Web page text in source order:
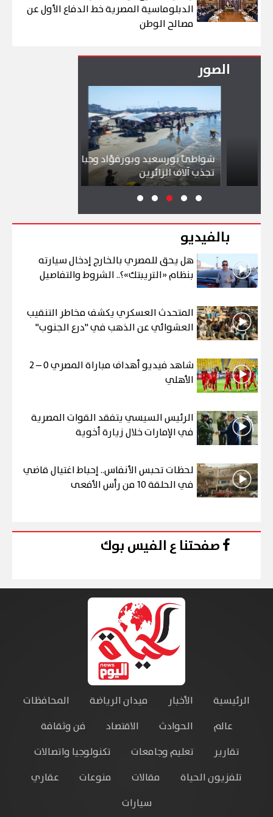
الدبلوماسية المصرية خط الدفاع الأول عن
مصالح الوطن
الصور
شواطئ بورسعيد وبورفؤاد وجبال الملح
تجذب آلاف الزائرين
بالفيديو
هل يحق للمصري بالخارج إدخال سيارته
بنظام «التريبتك»؟.. الشروط والتفاصيل
المتحدث العسكري يكشف مخاطر التنقيب
العشوائي عن الذهب في "درع الجنوب"
شاهد فيديو أهداف مباراة المصري 0 – 2
الأهلي
الرئيس السيسي يتفقد القوات المصرية
في الإمارات خلال زيارة أخوية
لحظات تحبس الأنفاس.. إحباط اغتيال قاضي
في الحلقة 10 من رأس الأفعى
صفحتنا ع الفيس بوك
الرئيسية الأخبار ميدان الرياضة
المحافظات
عالم
الحوادث الاقتصاد
فن وثقافة
تقارير
تعليم وجامعات
تكنولوجيا واتصالات
تلفزيون الحياة
مقالات منوعات
عقاري
سيارات